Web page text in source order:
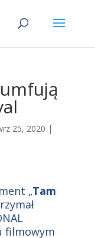
25, 2020 |
„Tam
filmowym